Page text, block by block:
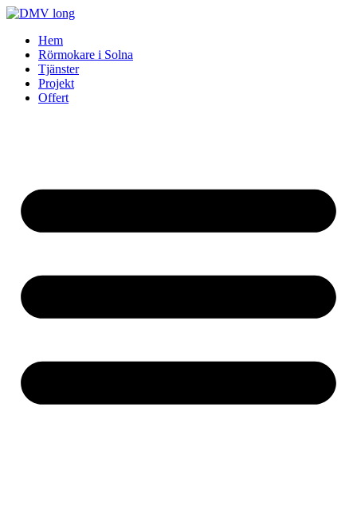
Skip
contentHem
Rörmokare i Solna
Tjänster
Projekt
Offert